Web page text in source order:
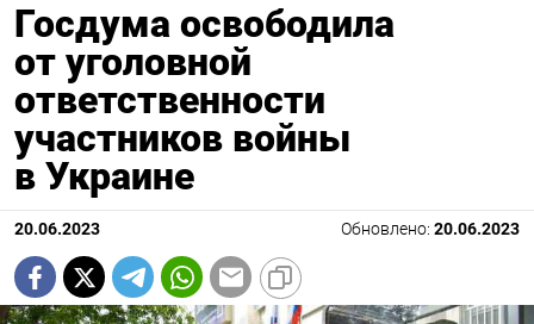
Госдума освободила
от уголовной
ответственности
участников войны
в Украине
20.06.2023 Обновлено: 20.06.2023